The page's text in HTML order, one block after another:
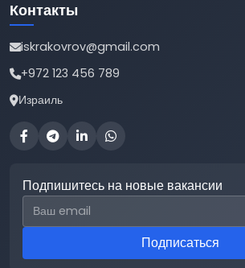
Контакты
iskrakovrov@gmail.com
+972 123 456 789
Израиль
Подпишитесь на новые вакансии
Email для подписки
Подписаться